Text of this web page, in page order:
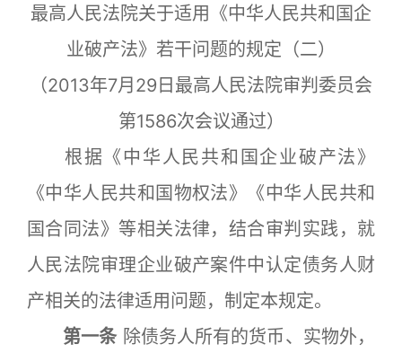
最高人民法院关于适用《中华人民共和国企
业破产法》若干问题的规定（二）
（2013年7月29日最高人民法院审判委员会
第1586次会议通过）
根据《中华人民共和国企业破产法》
《中华人民共和国物权法》《中华人民共和
国合同法》等相关法律，结合审判实践，就
人民法院审理企业破产案件中认定债务人财
产相关的法律适用问题，制定本规定。
第一条 除债务人所有的货币、实物外，